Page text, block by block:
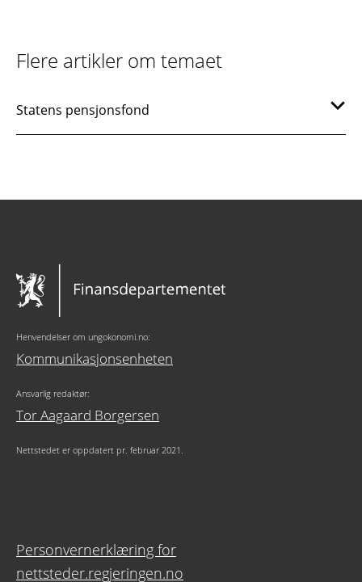
Flere artikler om temaet
Statens pensjonsfond
Henvendelser om ungokonomi.no:
Kommunikasjonsenheten
Ansvarlig redaktør:
Tor Aagaard Borgersen
Nettstedet er oppdatert pr. februar 2021.
Personvernerklæring for
nettsteder.regjeringen.no